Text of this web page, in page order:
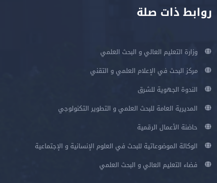
روابط ذات صلة
وزارة التعليم العالي و البحث العلمي
مركز البحث في الإعلام العلمي و التقني
الندوة الجهوية للشرق
المديرية العامة للبحث العلمي و التطوير التكنولوجي
حاضنة الأعمال الرقمية
الوكالة الموضوعاتية للبحث في العلوم الإنسانية و الإجتماعية
فضاء التعليم العالي و البحث العلمي